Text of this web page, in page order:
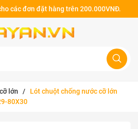
các đơn đặt hàng trên 200.000VNĐ.
lớn /
Lót chuột chống nước cỡ lớn
80X30